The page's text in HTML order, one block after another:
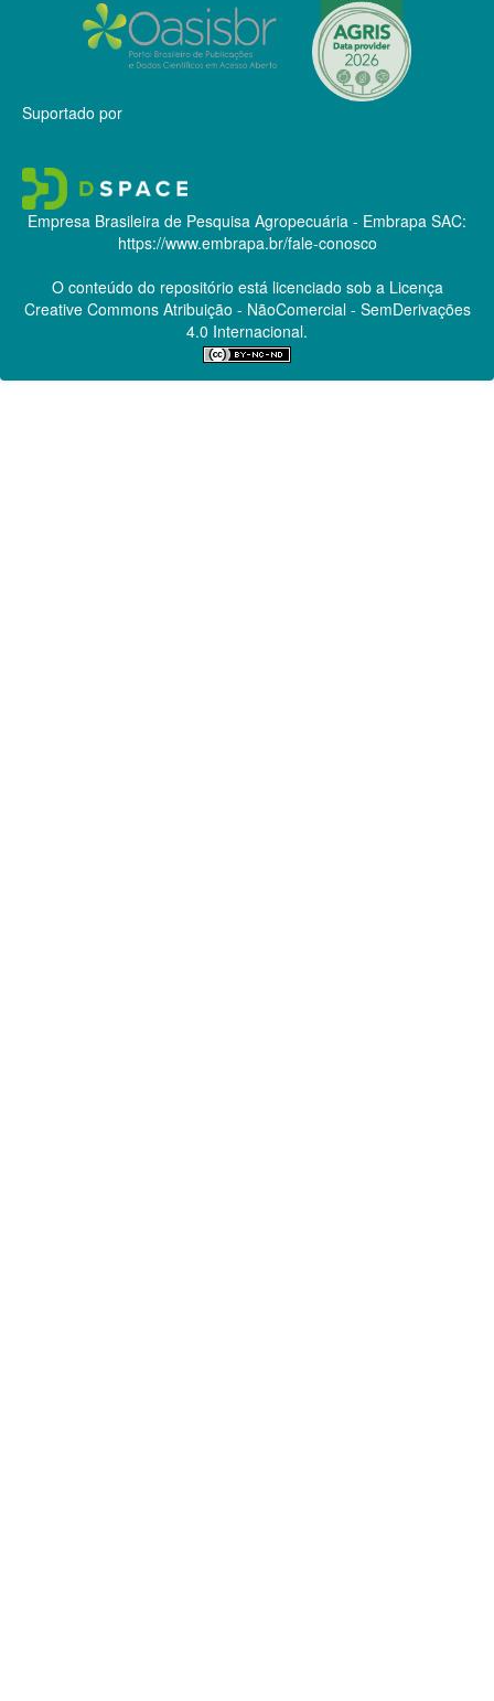
Suportado por
Empresa Brasileira de Pesquisa Agropecuária - Embrapa SAC:
https://www.embrapa.br/fale-conosco
O conteúdo do repositório está licenciado sob a Licença
Creative CommonsAtribuição - NãoComercial - SemDerivações
4.0 Internacional.